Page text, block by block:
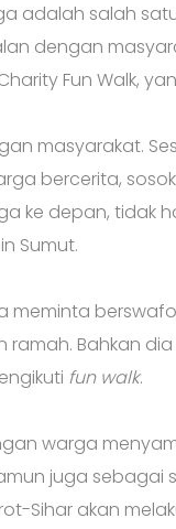
adalah salah
dengan
Fun Walk,
masyarakat.
bercerita,
ke depan, tidak
Sumut.
meminta
Bahkan
fun walk.
warga
juga
Sihar akan